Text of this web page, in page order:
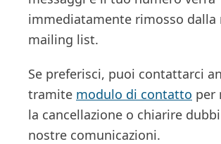
immediatamente rimosso dalla
mailing list.
Se preferisci, puoi contattarci
tramite modulo di contatto per
la cancellazione o chiarire
nostre comunicazioni.